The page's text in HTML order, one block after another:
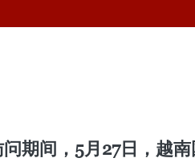
期间，5月27日，越